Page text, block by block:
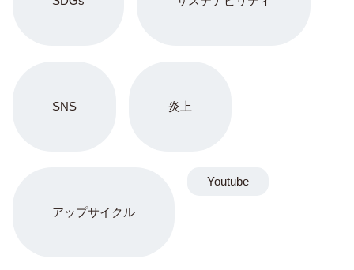
SNS 炎上
アップサイクル
Youtube